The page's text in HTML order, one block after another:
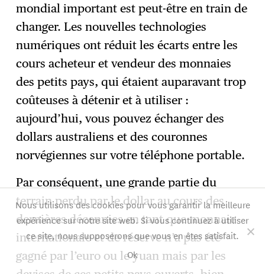
mondial important est peut-être en train de
changer. Les nouvelles technologies
numériques ont réduit les écarts entre les
cours acheteur et vendeur des monnaies
des petits pays, qui étaient auparavant trop
coûteuses à détenir et à utiliser :
aujourd’hui, vous pouvez échanger des
dollars australiens et des couronnes
norvégiennes sur votre téléphone portable.
Par conséquent, une grande partie du
terrain perdu par le dollar au cours des
dernières décennies en tant que monnaie
internationale et de réserve n’a pas été
gagné par l’euro ou le yuan mais par les
Nous utilisons des cookies pour vous garantir la meilleure
expérience sur notre site web. Si vous continuez à utiliser
ce site, nous supposerons que vous en êtes satisfait.
Ok